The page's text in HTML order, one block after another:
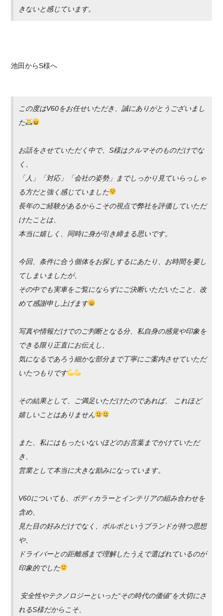
きないと感じています。
池田からS様へ
この度はV60をお任せいただき、誠にありがとうございまし
た
お話をさせていただく中で、S様はクルマそのものだけでな
く、
「人」「対応」「会社の姿勢」までしっかり見ていらっしゃ
る方だと強く感じていました
長年のご経験があるからこその視点で弊社を評価していただ
けたことは、
本当に嬉しく、同時に身が引き締まる思いです。
今回、条件に合う個体をお探しするにあたり、お時間を要し
てしまいましたが、
その中でも実車をご覧にならずにご決断いただいたこと、改
めて感謝申し上げます
写真や情報だけでのご判断となる分、私自身の感覚や印象を
できる限り正直にお伝えし、
気になるであろう細かな部分まで丁寧にご案内させていただ
いたつもりです
その結果として、ご満足いただけたのであれば、 これほど
嬉しいことはありません
また、私にはもったいないほどのお言葉までかけていただ
き、
営業として本当に大きな励みになっています。
V60についても、ボディカラーとインテリアの組み合わせを
含め、
見た目の好みだけでなく、ボルボというブランドが持つ思想
や、
ドライバーとの距離感まで理解したうえで選ばれているのが
印象的でした
安全性やテクノロジーといった“その時代の価値”を大切にさ
れるS様だからこそ、